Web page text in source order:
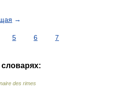
→
5 6 7
des rimes